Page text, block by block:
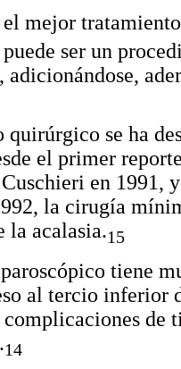
el mejor tratamiento
ser un
adicionándose,
se ha
el primer
en 1991,
la cirugía
la acalasia.15
tiene
al tercio inferior
de
14